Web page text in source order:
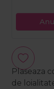
Plaseaza
de